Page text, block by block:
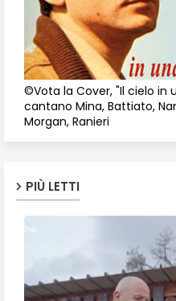
©Vota la Cover, "Il cielo in
cantano Mina, Battiato,
Morgan, Ranieri
PIÙ LETTI